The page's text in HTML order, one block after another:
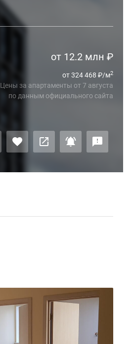
от 12.2 млн ₽
от 324 468 ₽/м2
Цены за апартаменты от7 августа
по данным официального сайта